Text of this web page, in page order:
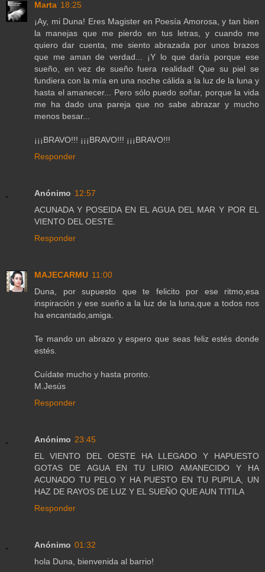
Marta 18:25
¡Ay, mi Duna! Eres Magister en Poesía Amorosa, y tan bien
la manejas que me pierdo en tus letras, y cuando me
quiero dar cuenta, me siento abrazada por unos brazos
que me aman de verdad... ¡Y lo que daría porque ese
sueño, en vez de sueño fuera realidad! Que su piel se
fundiera con la mía en una noche cálida a la luz de la luna y
hasta el amanecer... Pero sólo puedo soñar, porque la vida
me ha dado una pareja que no sabe abrazar y mucho
menos besar...
¡¡¡BRAVO!!! ¡¡¡BRAVO!!! ¡¡¡BRAVO!!!
Responder
Anónimo 12:57
ACUNADA Y POSEIDA EN EL AGUA DEL MAR Y POR EL
VIENTO DEL OESTE.
Responder
MAJECARMU 11:00
Duna, por supuesto que te felicito por ese ritmo,esa
inspiración y ese sueño a la luz de la luna,que a todos nos
ha encantado,amiga.
Te mando un abrazo y espero que seas feliz estés donde
estés.
Cuídate mucho y hasta pronto.
M.Jesús
Responder
Anónimo 23:45
EL VIENTO DEL OESTE HA LLEGADO Y HAPUESTO
GOTAS DE AGUA EN TU LIRIO AMANECIDO Y HA
ACUNADO TU PELO Y HA PUESTO EN TU PUPILA, UN
HAZ DE RAYOS DE LUZ Y EL SUEÑO QUE AUN TITILA
Responder
Anónimo 01:32
hola Duna, bienvenida al barrio!